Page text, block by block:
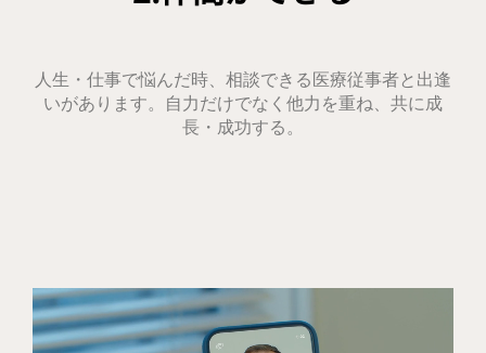
人生・仕事で悩んだ時、相談できる医療従事者と出逢
いがあります。自力だけでなく 他力を重ね、共に成
長・成功する。